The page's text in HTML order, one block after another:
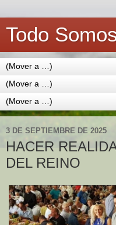
Todo
3 DE SEPTIEMBRE DE 2025
HACER
DEL REINO